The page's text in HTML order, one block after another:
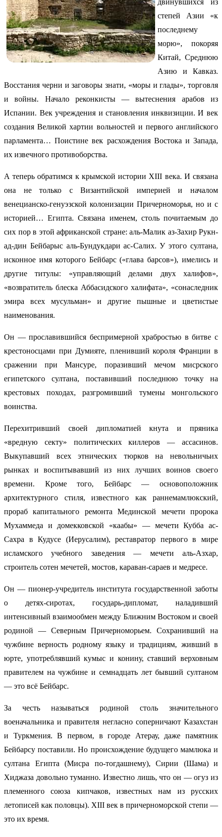
двинувшихся из
степей Азии «к
последнему
морю», покоряя
Китай, Среднюю
Азию и Кавказ.
Восстания черни и заговоры знати, «моры и глады», торговля
и войны. Начало реконкисты — вытеснения арабов из
Испании. Век учреждения и становления инквизиции. И век
создания Великой хартии вольностей и первого английского
парламента… Поистине век расхождения Востока и Запада,
их извечного противоборства.
А теперь обратимся к крымской истории ХIII века. И связана
она не только с Византийской империей и началом
венецианско-генуэзской колонизации Причерноморья, но и с
историей… Египта. Связана именем, столь почитаемым до
сих пор в этой африканской стране: аль-Малик аз-Захир Рукн-
ад-дин Бейбарыс аль-Бундукдари ас-Салих. У этого султана,
исконное имя которого Бейбарс («глава барсов»), имелись и
другие титулы: «управляющий делами двух халифов»,
«возвратитель блеска Аббасидского халифата», «сонаследник
эмира всех мусульман» и другие пышные и цветистые
наименования.
Он — прославившийся беспримерной храбростью в битве с
крестоносцами при Думияте, пленивший короля Франции в
сражении при Мансуре, поразивший мечом мисрского
египетского султана, поставивший последнюю точку на
крестовых походах, разгромивший тумены монгольского
воинства.
Перехитривший своей дипломатией кнута и пряника
«вредную секту» политических киллеров — ассасинов.
Выкупавший всех этнических тюрков на невольничьих
рынках и воспитывавший из них лучших воинов своего
времени. Кроме того, Бейбарс — основоположник
архитектурного стиля, известного как раннемамлюкский,
прораб капитального ремонта Мединской мечети пророка
Мухаммеда и домекковской «каабы» — мечети Кубба ас-
Сахра в Кудусе (Иерусалим), реставратор первого в мире
исламского учебного заведения — мечети аль-Азхар,
строитель сотен мечетей, мостов, караван-сараев и медресе.
Он — пионер-учредитель института государственной заботы
о детях-сиротах, государь-дипломат, наладивший
интенсивный взаимообмен между Ближним Востоком и своей
родиной — Северным Причерноморьем. Сохранивший на
чужбине верность родному языку и традициям, живший в
юрте, употреблявший кумыс и конину, ставший верховным
правителем на чужбине и семнадцать лет бывший султаном
— это всё Бейбарс.
За честь называться родиной столь значительного
военачальника и правителя негласно соперничают Казахстан
и Туркмения. В первом, в городе Атерау, даже памятник
Бейбарсу поставили. Но происхождение будущего мамлюка и
султана Египта (Мисра по-тогдашнему), Сирии (Шама) и
Хиджаза довольно туманно. Известно лишь, что он — огуз из
племенного союза кипчаков, известных нам из русских
летописей как половцы). ХIII век в причерноморской степи —
это их время.